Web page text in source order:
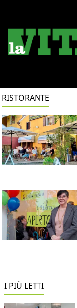
RISTORANTE
I PIÙ LETTI